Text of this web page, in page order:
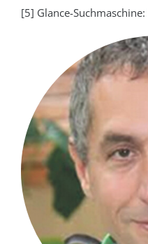
[5] Glance-Suchmaschine: